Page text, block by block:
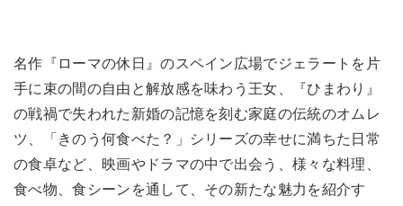
名作『ローマの休日』のスペイン広場でジェラートを片
手に束の間の自由と解放感を味わう王女、『ひまわり』
の戦禍で失われた新婚の記憶を刻む家庭の伝統のオムレ
ツ、「きのう何食べた？」シリーズの幸せに満ちた日常
の食卓など、映画やドラマの中で出会う、様々な料理、
食べ物、食シーンを通して、その新たな魅力を紹介す